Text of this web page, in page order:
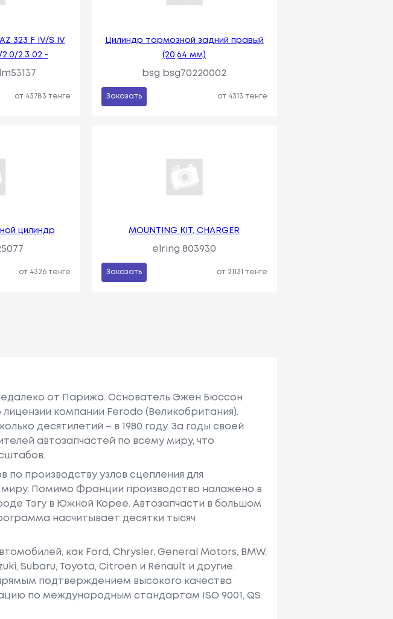
323 F IV/S IV
2.0/2.3 02 -
от 43783 тенге
Цилиндр тормозной задний правый
(20,64 мм)
bsg bsg70220002
Заказать от 4313 тенге
цилиндр
от 4326 тенге
MOUNTING KIT, CHARGER
elring 803930
Заказать от 21131 тенге
от Парижа. Основатель Эжен Бюссон
компании Ferodo (Великобритания).
десятилетий – в 1980 году. За годы своей
автозапчастей по всему миру, что
по производству узлов сцепления для
Помимо Франции производство налажено в
Тэгу в Южной Корее. Автозапчасти в большом
насчитывает десятки тысяч
как Ford, Chrysler, General Motors, BMW,
Subaru, Toyota, Citroen и Renault и другие.
подтверждением высокого качества
по международным стандартам ISO 9001, QS